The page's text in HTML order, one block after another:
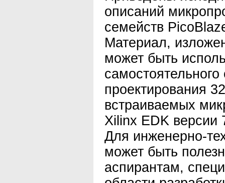
описаний
семейств
Материал,
может быть
проектирования
встраиваемых
Xilinx EDK версии
Для инженерно-
может быть
аспирантам,